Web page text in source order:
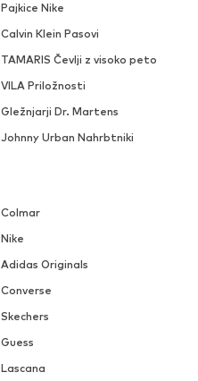
Pajkice Nike
Calvin Klein Pasovi
TAMARIS Čevlji z visoko peto
VILA Priložnosti
Gležnjarji Dr. Martens
Johnny Urban Nahrbtniki
Colmar
Nike
Adidas Originals
Converse
Skechers
Guess
Lascana